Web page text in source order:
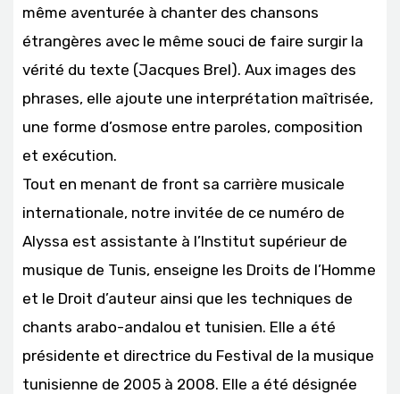
même aventurée à chanter des chansons
étrangères avec le même souci de faire surgir la
vérité du texte (Jacques Brel). Aux images des
phrases, elle ajoute une interprétation maîtrisée,
une forme d’osmose entre paroles, composition
et exécution.
Tout en menant de front sa carrière musicale
internationale, notre invitée de ce numéro de
Alyssa est assistante à l’Institut supérieur de
musique de Tunis, enseigne les Droits de l’Homme
et le Droit d’auteur ainsi que les techniques de
chants arabo-andalou et tunisien. Elle a été
présidente et directrice du Festival de la musique
tunisienne de 2005 à 2008. Elle a été désignée